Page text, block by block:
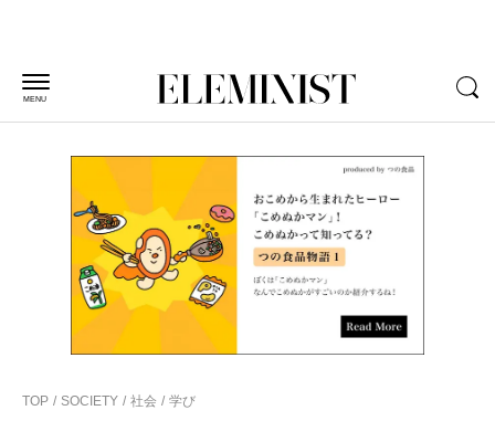
MENU
TOP SOCIETY 社会 学び